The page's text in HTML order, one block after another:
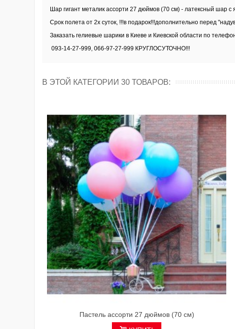
Шар гигант металик ассорти 27 дюймов (70 см) - латексный шар
Срок полета от 2х суток, !!!в подарок!!!дополнительно перед
Заказать гелиевые шарики в Киеве и Киевской области по
093-14-27-999, 066-97-27-999 КРУГЛОСУТОЧНО!!!
В ЭТОЙ КАТЕГОРИИ 30 ТОВАРОВ:
Пастель ассорти 27 дюймов (70 см)